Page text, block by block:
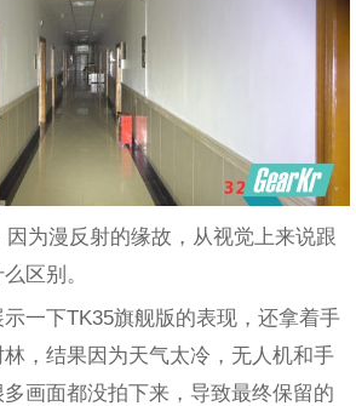
为漫反射的缘故，从视觉上来说跟
区别。
一下TK35旗舰版的表现，还拿着手
，结果因为天气太冷，无人机和手
画面都没拍下来，导致最终保留的